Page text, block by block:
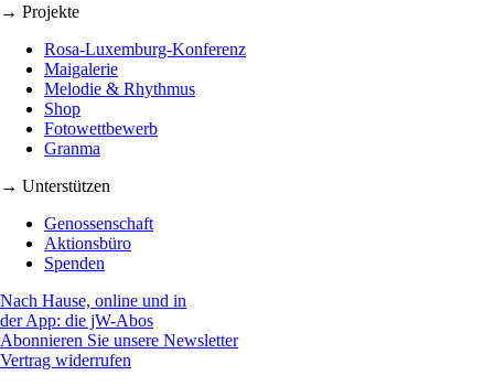
→ Projekte
Rosa-Luxemburg-Konferenz
Maigalerie
Melodie & Rhythmus
Shop
Fotowettbewerb
Granma
→ Unterstützen
Genossenschaft
Aktionsbüro
Spenden
Nach Hause, online und in
der App: die jW-Abos
Abonnieren Sie unsere Newsletter
Vertrag widerrufen